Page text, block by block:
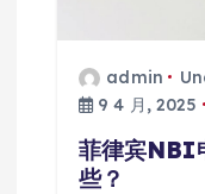
admin
9 4 月, 2025
菲律宾NBI
些？